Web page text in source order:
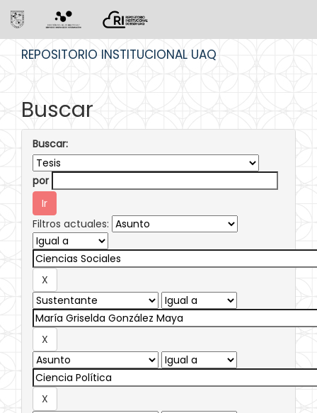
REPOSITORIO INSTITUCIONAL UAQ
Buscar
Buscar:
por
Filtros actuales: